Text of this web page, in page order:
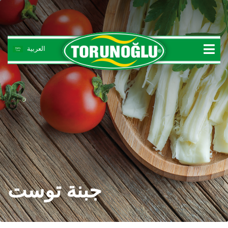
العربية
الصفحة الرئيسية
منتجات
جبن ابیض
قشقوان
جبن تقلیدیة
المبيعات عبر الإنترنت
جبنة توست